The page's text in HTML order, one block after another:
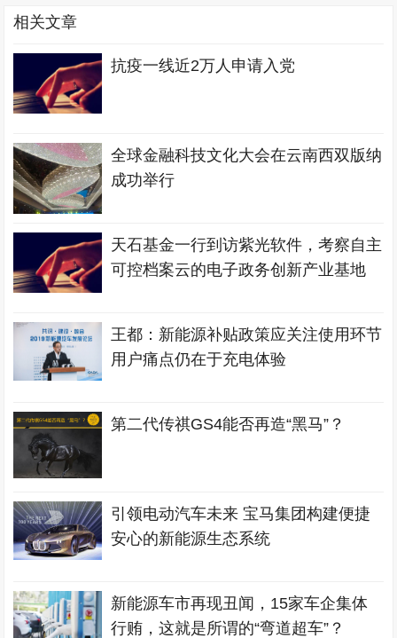
相关文章
抗疫一线近2万人申请入党
全球金融科技文化大会在云南西双版纳
成功举行
天石基金一行到访紫光软件，考察自主
可控档案云的电子政务创新产业基地
王都：新能源补贴政策应关注使用环节
用户痛点仍在于充电体验
第二代传祺GS4能否再造“黑马”？
引领电动汽车未来 宝马集团构建便捷
安心的新能源生态系统
新能源车市再现丑闻，15家车企集体
行贿，这就是所谓的“弯道超车”？